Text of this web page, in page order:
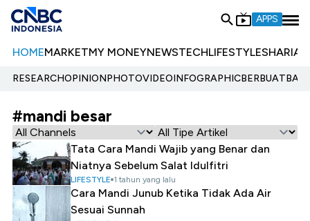
APPS
HOMEMARKETMY MONEYNEWSTECHLIFESTYLESHARIA
RESEARCHOPINIONPHOTOVIDEOINFOGRAPHIC
#mandi besar
Tata Cara Mandi Wajib yang Benar dan
Niatnya Sebelum Salat Idulfitri
LIFESTYLE 1 tahun yang lalu
Cara Mandi Junub Ketika Tidak Ada Air
Sesuai Sunnah